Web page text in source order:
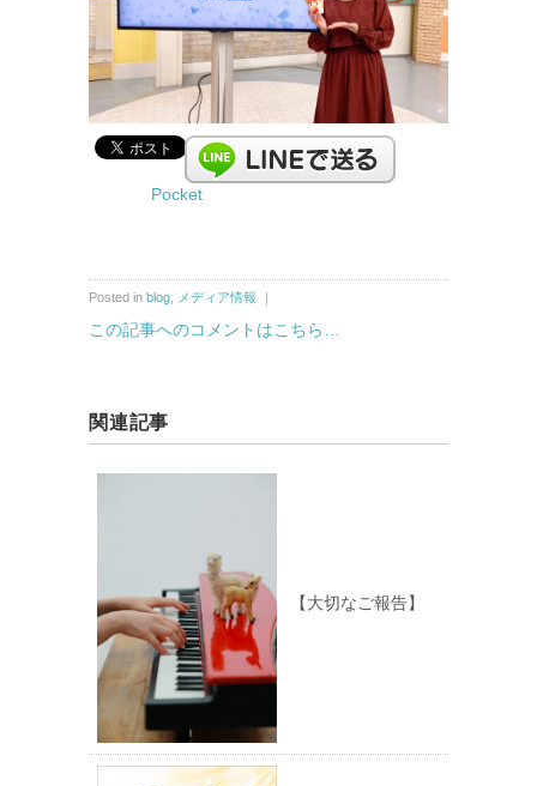
Pocket
Posted in blog メディア情報 ｜
この記事へのコメントはこちら…
関連記事
【大切なご報告】